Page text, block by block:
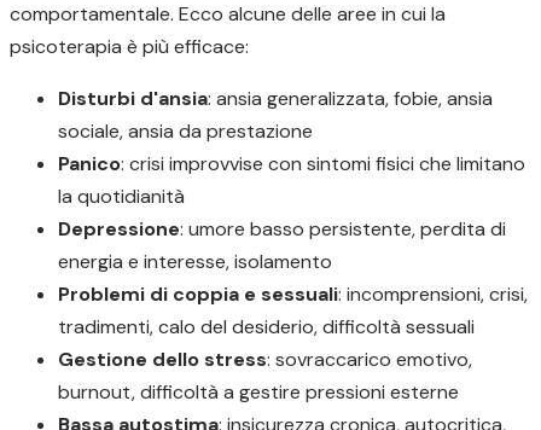
comportamentale. Ecco alcune delle aree in cui la
psicoterapia è più efficace:
Disturbi d'ansia: ansia generalizzata, fobie, ansia
sociale, ansia da prestazione
Panico: crisi improvvise con sintomi fisici che limitano
la quotidianità
Depressione: umore basso persistente, perdita di
energia e interesse, isolamento
Problemi di coppia e sessuali: incomprensioni, crisi,
tradimenti, calo del desiderio, difficoltà sessuali
Gestione dello stress: sovraccarico emotivo,
burnout, difficoltà a gestire pressioni esterne
Bassa autostima: insicurezza cronica, autocritica,